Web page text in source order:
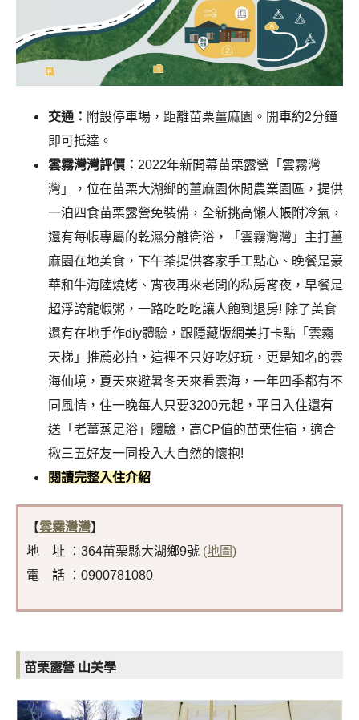
交通： 附設停車場，距離苗栗薑麻園。開車約2分鐘
即可抵達。
雲霧灣灣評價： 2022年新開幕苗栗露營「雲霧灣
灣」，位在苗栗大湖鄉的薑麻園休閒農業園區，提供
一泊四食苗栗露營免裝備，全新挑高懶人帳附冷氣，
還有每帳專屬的乾濕分離衛浴，「雲霧灣灣」主打薑
麻園在地美食，下午茶提供客家手工點心、晚餐是豪
華和牛海陸燒烤、宵夜再來老闆的私房宵夜，早餐是
超浮誇龍蝦粥，一路吃吃吃讓人飽到退房! 除了美食
還有在地手作diy體驗，跟隱藏版網美打卡點「雲霧
天梯」推薦必拍，這裡不只好吃好玩，更是知名的雲
海仙境，夏天來避暑冬天來看雲海，一年四季都有不
同風情，住一晚每人只要3200元起，平日入住還有
送「老薑蒸足浴」體驗，高CP值的苗栗住宿，適合
揪三五好友一同投入大自然的懷抱!
閱讀完整入住介紹
【雲霧灣灣】
地 址 ：364苗栗縣大湖鄉9號 (地圖)
電 話 ：0900781080
苗栗露營 山美學